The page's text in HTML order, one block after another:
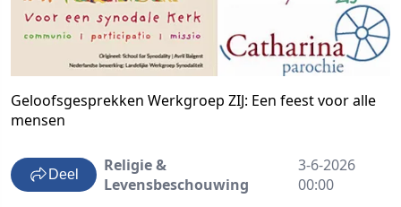
Geloofsgesprekken Werkgroep ZIJ: Een feest voor alle
mensen
Deel
Religie &
Levensbeschouwing
3-6-2026
00:00